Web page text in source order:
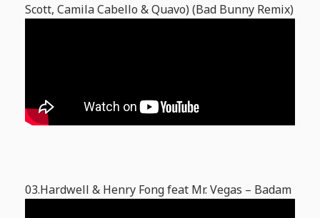
Scott, Camila Cabello & Quavo) (Bad Bunny Remix)
03.Hardwell & Henry Fong feat Mr. Vegas – Badam